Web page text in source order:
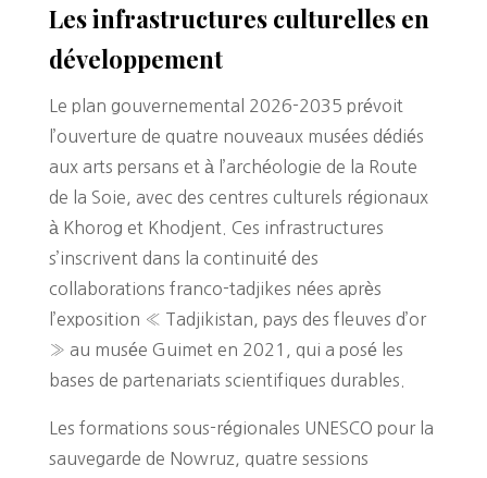
Les infrastructures culturelles en
développement
Le plan gouvernemental 2026-2035 prévoit
l’ouverture de quatre nouveaux musées dédiés
aux arts persans et à l’archéologie de la Route
de la Soie, avec des centres culturels régionaux
à Khorog et Khodjent. Ces infrastructures
s’inscrivent dans la continuité des
collaborations franco-tadjikes nées après
l’exposition « Tadjikistan, pays des fleuves d’or
» au musée Guimet en 2021, qui a posé les
bases de partenariats scientifiques durables.
Les formations sous-régionales UNESCO pour la
sauvegarde de Nowruz, quatre sessions